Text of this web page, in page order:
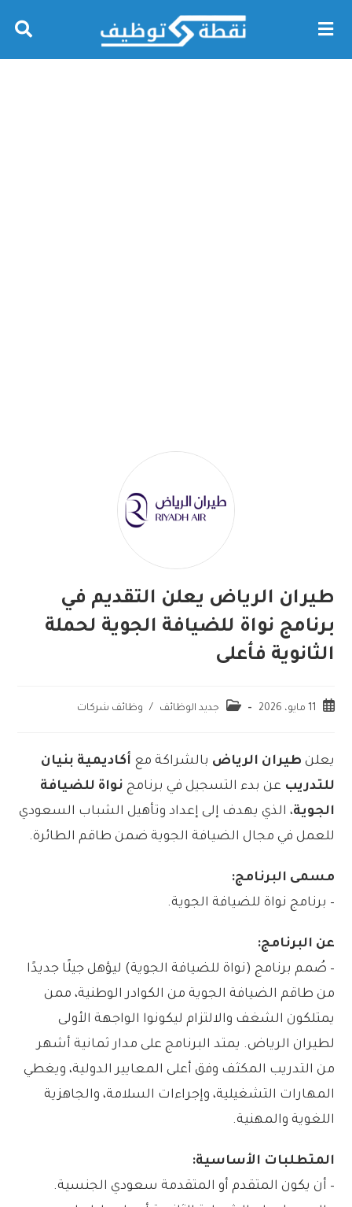
طيران الرياض يعلن التقديم في
برنامج نواة للضيافة الجوية لحملة
الثانوية فأعلى
11 مايو، 2026 جديد الوظائف / وظائف شركات
يعلن طيران الرياض بالشراكة مع أكاديمية بنيان
للتدريب عن بدء التسجيل في برنامج نواة للضيافة
الجوية، الذي يهدف إلى إعداد وتأهيل الشباب السعودي
للعمل في مجال الضيافة الجوية ضمن طاقم الطائرة.
مسمى البرنامج:
– برنامج نواة للضيافة الجوية.
عن البرنامج:
– صُمم برنامج (نواة للضيافة الجوية) ليؤهل جيلًا جديدًا
من طاقم الضيافة الجوية من الكوادر الوطنية، ممن
يمتلكون الشغف والالتزام ليكونوا الواجهة الأولى
لطيران الرياض. يمتد البرنامج على مدار ثمانية أشهر
من التدريب المكثف وفق أعلى المعايير الدولية، ويغطي
المهارات التشغيلية، وإجراءات السلامة، والجاهزية
اللغوية والمهنية.
المتطلبات الأساسية:
– أن يكون المتقدم أو المتقدمة سعودي الجنسية.